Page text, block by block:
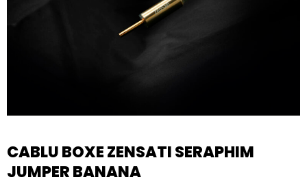
CABLU BOXE ZENSATI SERAPHIM
JUMPER BANANA